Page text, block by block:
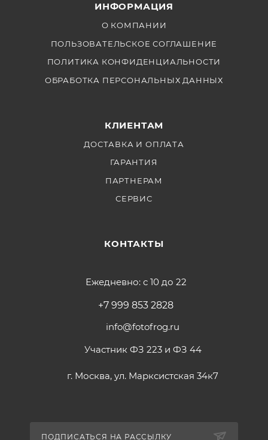
ИНФОРМАЦИЯ
О КОМПАНИИ
ПОЛЬЗОВАТЕЛЬСКОЕ СОГЛАШЕНИЕ
ПОЛИТИКА КОНФИДЕНЦИАЛЬНОСТИ
ОБРАБОТКА ПЕРСОНАЛЬНЫХ ДАННЫХ
КЛИЕНТАМ
ДОСТАВКА И ОПЛАТА
ГАРАНТИЯ
ПАРТНЕРАМ
СЕРВИС
КОНТАКТЫ
Ежедневно: с 10 до 22
+7 999 853 2828
info@fotofrog.ru
Участник ФЗ 223 и ФЗ 44
г. Москва, ул. Марксистская 34к7
ПОДПИСАТЬСЯ НА РАССЫЛКУ